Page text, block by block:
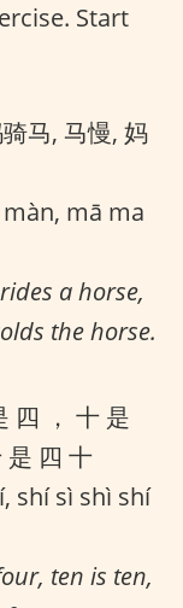
Start
马, 马慢, 妈
mā ma
a horse,
the horse.
四 ， 十 是
是 四 十
shí sì shì shí
ten is ten,